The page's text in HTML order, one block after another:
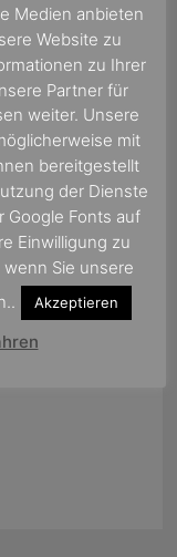
Medien anbieten
Website zu
zu Ihrer
Partner für
weiter. Unsere
mit
bereitgestellt
der Dienste
Google Fonts auf
Einwilligung zu
Sie unsere
Akzeptieren